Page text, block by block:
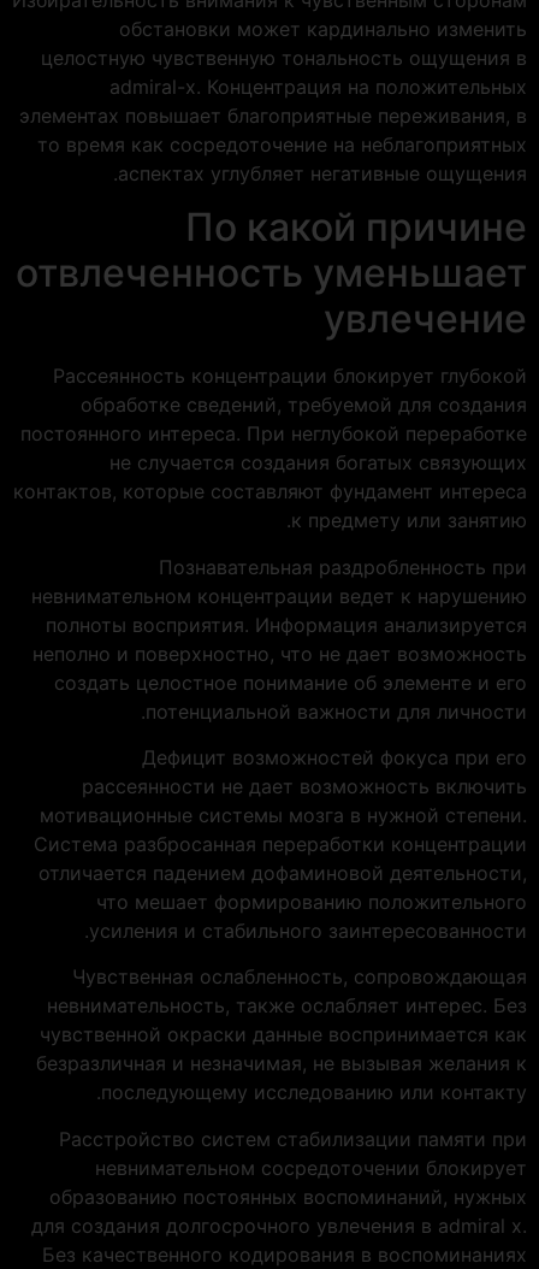
обстановки может кардинально изменить
целостную чувственную тональность ощущения в
admiral-x. Концентрация на положительных
элементах повышает благоприятные переживания, в
то время как сосредоточение на неблагоприятных
аспектах углубляет негативные ощущения.
По какой причине
отвлеченность уменьшает
увлечение
Рассеянность концентрации блокирует глубокой
обработке сведений, требуемой для создания
постоянного интереса. При неглубокой переработке
не случается создания богатых связующих
контактов, которые составляют фундамент интереса
к предмету или занятию.
Познавательная раздробленность при
невнимательном концентрации ведет к нарушению
полноты восприятия. Информация анализируется
неполно и поверхностно, что не дает возможность
создать целостное понимание об элементе и его
потенциальной важности для личности.
Дефицит возможностей фокуса при его
рассеянности не дает возможность включить
мотивационные системы мозга в нужной степени.
Система разбросанная переработки концентрации
отличается падением дофаминовой деятельности,
что мешает формированию положительного
усиления и стабильного заинтересованности.
Чувственная ослабленность, сопровождающая
невнимательность, также ослабляет интерес. Без
чувственной окраски данные воспринимается как
безразличная и незначимая, не вызывая желания к
последующему исследованию или контакту.
Расстройство систем стабилизации памяти при
невнимательном сосредоточении блокирует
образованию постоянных воспоминаний, нужных
для создания долгосрочного увлечения в admiral x.
Без качественного кодирования в воспоминаниях